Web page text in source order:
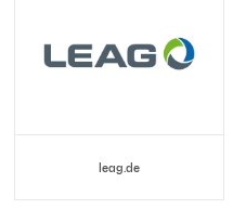
leag.de